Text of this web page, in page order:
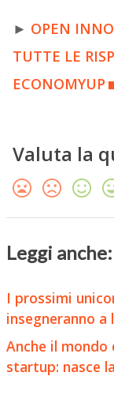
► OPEN
TUTTE LE
ECONOMYUP
Valuta la
Leggi anche:
I prossimi
insegneranno a
Anche il mondo
startup: nasce